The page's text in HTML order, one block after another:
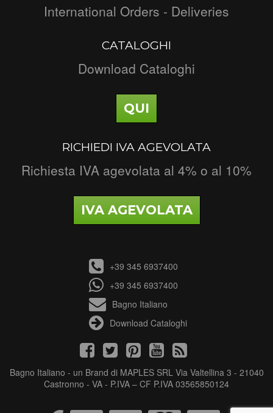
International Orders - Deliveries
CATALOGHI
Download Cataloghi
QUI
RICHIEDI IVA AGEVOLATA
Richiesta IVA agevolata al 4% o al 10%
IVA AGEVOLATA
+39 345 6937400
+39 345 6937400
Bagno Italiano
Download Cataloghi
Bagno Italiano - un Brand di MAPLES SRL Via Valtellina 3 - 21040
Castronno - VA - P.IVA – CF P.IVA 03565850124